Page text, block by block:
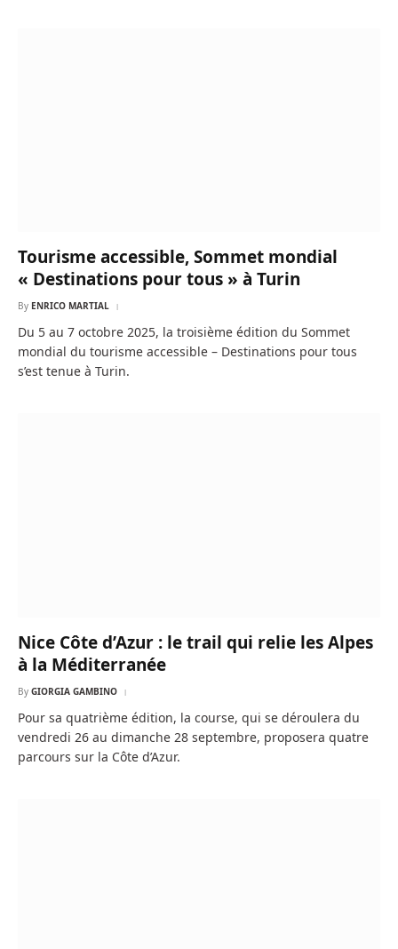
Tourisme accessible, Sommet mondial
« Destinations pour tous » à Turin
By ENRICO MARTIAL
Du 5 au 7 octobre 2025, la troisième édition du Sommet
mondial du tourisme accessible – Destinations pour tous
s’est tenue à Turin.
Nice Côte d’Azur : le trail qui relie les Alpes
à la Méditerranée
By GIORGIA GAMBINO
Pour sa quatrième édition, la course, qui se déroulera du
vendredi 26 au dimanche 28 septembre, proposera quatre
parcours sur la Côte d’Azur.